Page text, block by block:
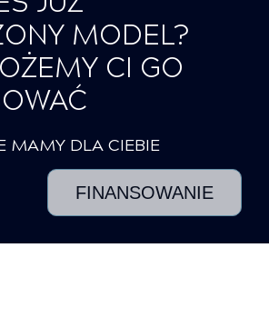
MODEL?
CI GO
MAMY DLA CIEBIE
FINANSOWANIE